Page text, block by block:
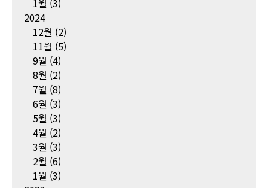
1월 (3)
2024
12월 (2)
11월 (5)
9월 (4)
8월 (2)
7월 (8)
6월 (3)
5월 (3)
4월 (2)
3월 (3)
2월 (6)
1월 (3)